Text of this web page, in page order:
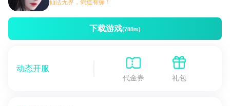
仙法无界，剑道有缘！
下载游戏(788m)
动态开服
代金券 礼包